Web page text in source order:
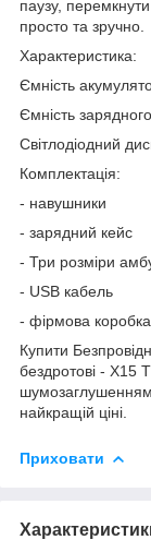
паузу,
просто та зручно.
Характеристика:
Ємність
Ємність
Світлодіодний
Комплектація:
- навушники
- зарядний кейс
- Три розміри
- USB кабель
- фірмова коробка
Купити
бездротові - X15
найкращій ціні.
Приховати